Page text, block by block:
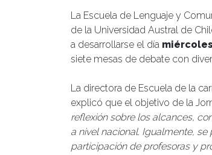
La Escuela de Lenguaje y
de la Universidad Austral de
a desarrollarse el día
siete mesas de debate con
La directora de Escuela de la
explicó que el objetivo de la
reflexión sobre los alcances,
a nivel nacional. Igualmente,
participación de profesoras y